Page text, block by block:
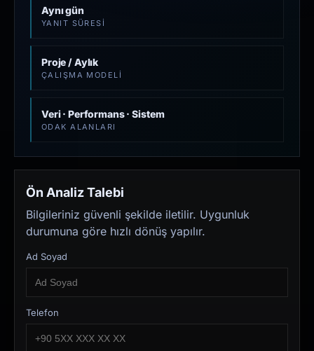
Aynı gün
YANIT SÜRESI
Proje / Aylık
ÇALIŞMA MODELI
Veri · Performans · Sistem
ODAK ALANLARI
Ön Analiz Talebi
Bilgileriniz güvenli şekilde iletilir. Uygunluk
durumuna göre hızlı dönüş yapılır.
Ad Soyad
Telefon